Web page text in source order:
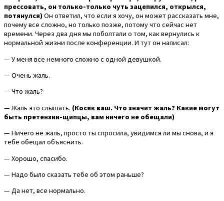
прессовать, он только-только чуть зацепился, открылся,
потянулся)Он ответил, что если я хочу, он может рассказать мне,
почему все сложно, но только позже, потому что сейчас нет
времени. Через два дня мы поболтали о том, как вернулись к
нормальной жизни после конференции. И тут он написал:
— У меня все немного сложно с одной девушкой.
— Очень жаль.
— Что жаль?
— Жаль это слышать. (Косяк ваш. Что значит жаль? Какие могут
быть претензии-щипцы, вам ничего не обещали)
— Ничего не жаль, просто ты спросила, увидимся ли мы снова, и я
тебе обещал объяснить.
— Хорошо, спасибо.
— Надо было сказать тебе об этом раньше?
— Да нет, все нормально.